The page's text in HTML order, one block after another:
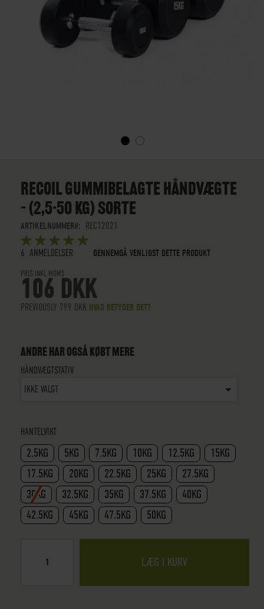
BILLEDGALLERIET
RECOIL GUMMIBELAGTE HÅNDVÆGTE
– (2,5-50 KG) SORTE
ARTIKELNUMMER
REC12021
BEDØMMELSE:
5OUT OF5
STARS
6 ANMELDELSER GENNEMGÅ VENLIGST DETTE PRODUKT
PRIS INKL.MOMS
106 DKK
PREVIOUSLY 799 DKK HVAD BETYDER DET?
ANDRE HAR OGSÅ KØBT MERE
HÅNDVÆGTSTATIV
IKKE VALGT
HANTELVIKT
2.5KG 5KG 7.5KG 10KG 12.5KG
15KG
17.5KG
20KG 22.5KG 25KG
27.5KG
30KG
32.5KG 35KG 37.5KG
40KG
42.5KG
45KG 47.5KG 50KG
LÆG I KURV